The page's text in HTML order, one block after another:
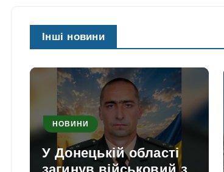
Інші новини
НОВИНИ
У Донецькій області